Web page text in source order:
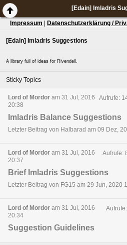
[Edain] Imladris
Impressum Datenschutzerklärung /
[Edain] Imladris Suggestions
A library full of ideas for Rivendell.
Sticky Topics
Lord of Mordor am 31 Jul, 2016
20:38
Aufrufe:
Imladris Balance Suggestions
Letzter Beitrag von Halbarad am 09 Dez,
Lord of Mordor am 31 Jul, 2016
20:37
Aufrufe:
Brief Imladris Suggestions
Letzter Beitrag von FG15 am 29 Jun, 2020
Lord of Mordor am 31 Jul, 2016
20:34
Suggestion Guidelines